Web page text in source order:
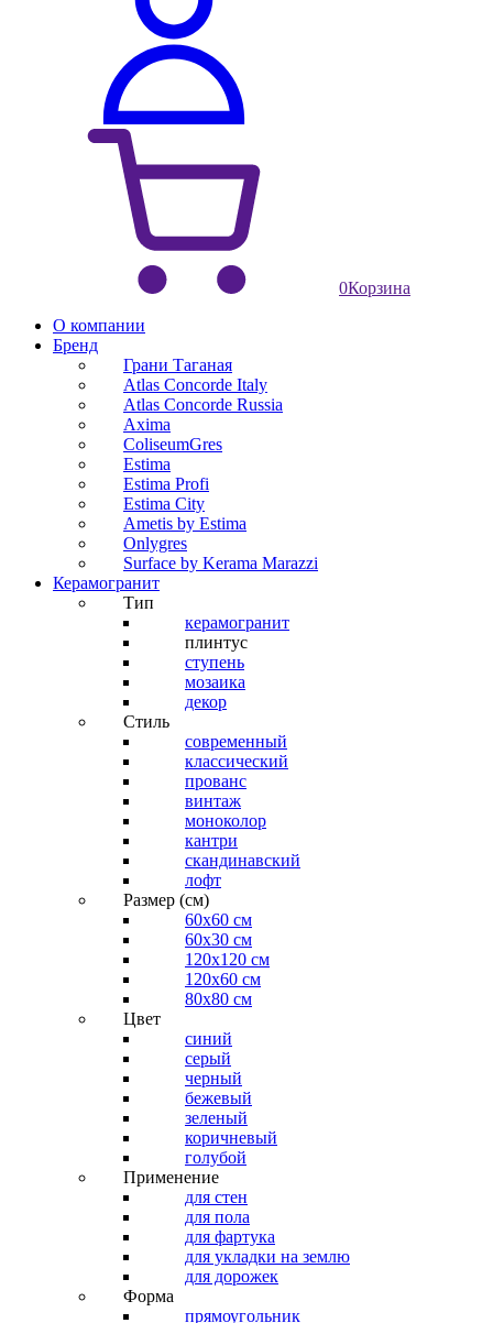
0Корзина
О компании
Бренд
Грани Таганая
Atlas Concorde Italy
Atlas Concorde Russia
Axima
ColiseumGres
Estima
Estima Profi
Estima City
Ametis by Estima
Onlygres
Surface by Kerama Marazzi
Керамогранит
Тип
керамогранит
плинтус
ступень
мозаика
декор
Стиль
современный
классический
прованс
винтаж
моноколор
кантри
скандинавский
лофт
Размер (см)
60х60 см
60x30 см
120x120 см
120x60 см
80x80 см
Цвет
синий
серый
черный
бежевый
зеленый
коричневый
голубой
Применение
для стен
для пола
для фартука
для укладки на землю
для дорожек
Форма
прямоугольник